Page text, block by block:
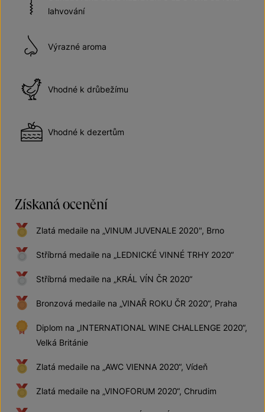
lahvování
Výrazné aroma
Vhodné k drůbežímu
Vhodné k dezertům
Získaná ocenění
Zlatá medaile na „VINUM JUVENALE 2020", Brno
Stříbrná medaile na „LEDNICKÉ VINNÉ TRHY 2020“
Stříbrná medaile na „KRÁL VÍN ČR 2020“
Bronzová medaile na „VINAŘ ROKU ČR 2020“, Praha
Diplom na „INTERNATIONAL WINE CHALLENGE 2020“,
Velká Británie
Zlatá medaile na „AWC VIENNA 2020“, Vídeň
Zlatá medaile na „VINOFORUM 2020“, Chrudim